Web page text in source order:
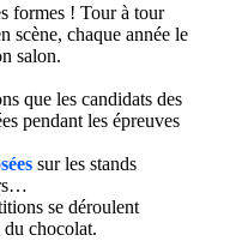
formes ! Tour à tour
scène, chaque année le
salon.
que les candidats des
pendant les épreuves
sur les stands
se déroulent
du chocolat.